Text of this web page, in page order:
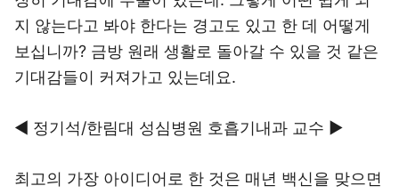
지 않는다고 봐야 한다는 경고도 있고 한 데 어떻게
보십니까? 금방 원래 생활로 돌아갈 수 있을 것 같은
기대감들이 커져가고 있는데요.
◀ 정기석/한림대 성심병원 호흡기내과 교수 ▶
최고의 가장 아이디어로 한 것은 매년 백신을 맞으면